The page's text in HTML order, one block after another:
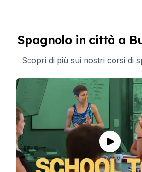
Spagnolo in città a
Scopri di più sui nostri corsi di